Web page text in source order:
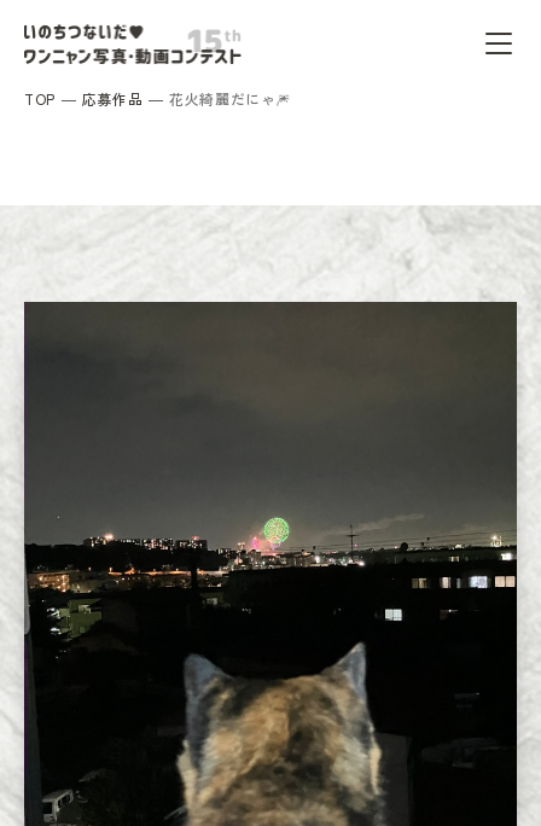
TOP 応募作品 花火綺麗だにゃ🎆